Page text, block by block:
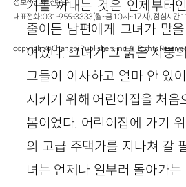
기를 꺼내는 것은 언제부터
줄어든 남편에게 그녀가 말
이었다. 그녀가 그 붉은 지붕
그들이 이사하고 얼마 안 있
시키기 위해 어린이집을 처음
봄이었다. 어린이집에 가기
의 고급 주택가를 지나쳐 갈
녀는 언제나 일부러 돌아가
대표전화 : 031-955-3333(월~금 10시~17시), 점심시간
copyright © Changbi Publishers, inc. All Rights